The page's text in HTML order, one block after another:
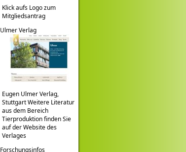
Klick aufs Logo zum
Mitgliedsantrag
Ulmer Verlag
Eugen Ulmer Verlag,
Stuttgart Weitere Literatur
aus dem Bereich
Tierproduktion finden Sie
auf der Website des
Verlages
Forschungsinfos